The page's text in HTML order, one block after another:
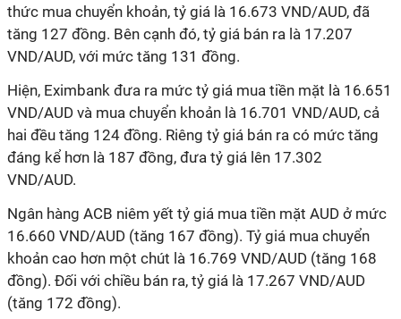
thức mua chuyển khoản, tỷ giá là 16.673 VND/AUD, đã
tăng 127 đồng. Bên cạnh đó, tỷ giá bán ra là 17.207
VND/AUD, với mức tăng 131 đồng.
Hiện, Eximbank đưa ra mức tỷ giá mua tiền mặt là 16.651
VND/AUD và mua chuyển khoản là 16.701 VND/AUD, cả
hai đều tăng 124 đồng. Riêng tỷ giá bán ra có mức tăng
đáng kể hơn là 187 đồng, đưa tỷ giá lên 17.302
VND/AUD.
Ngân hàng ACB niêm yết tỷ giá mua tiền mặt AUD ở mức
16.660 VND/AUD (tăng 167 đồng). Tỷ giá mua chuyển
khoản cao hơn một chút là 16.769 VND/AUD (tăng 168
đồng). Đối với chiều bán ra, tỷ giá là 17.267 VND/AUD
(tăng 172 đồng).